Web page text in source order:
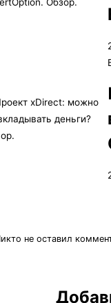
не оставил